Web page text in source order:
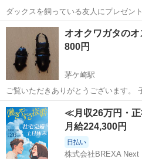
ダックスを飼っている友人にプレゼン
クスには小さかったようです。おそら
ます。試着のみのほぼ新品です。
神奈川 茅ヶ崎市 茅ケ崎駅
オオクワガタの
800円
茅ケ崎駅
ご覧いただきありがとうございます。
てているオオクワガタが増えましたの
が65ミリくらいです。 お子さんにい
ゴを持ってきて頂きますようお...
神奈川 茅ヶ崎市 茅ケ崎駅 そ
≪月収26万円・
月給224,300円
日払い
株式会社BREXA Next